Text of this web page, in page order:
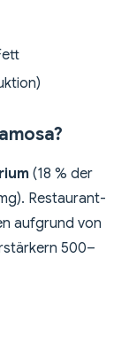
(18 % der
Restaurant-
aufgrund von
500–